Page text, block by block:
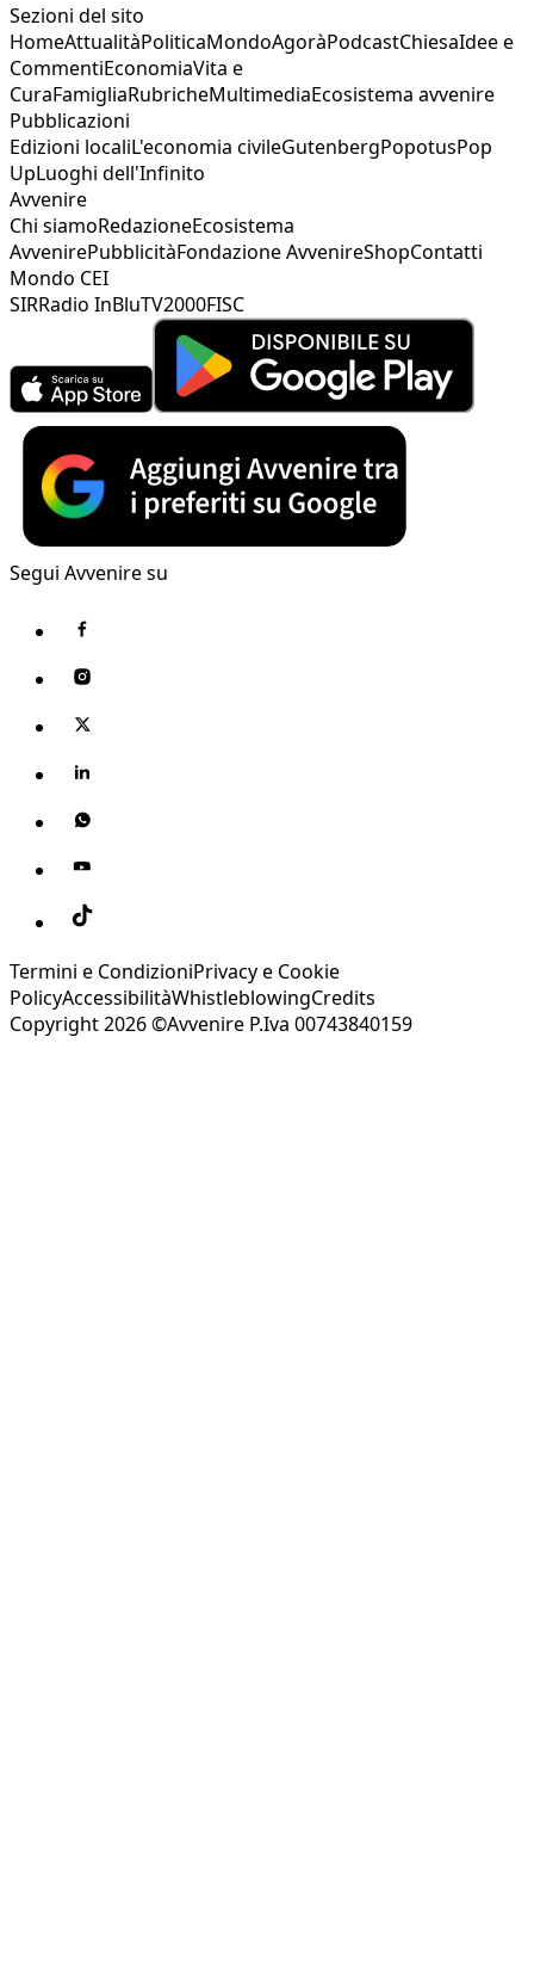
Sezioni del sito
HomeAttualitàPoliticaMondoAgoràPodcastChiesaIdee e
CommentiEconomiaVita e
CuraFamigliaRubricheMultimediaEcosistema avvenire
Pubblicazioni
Edizioni localiL'economia civileGutenbergPopotusPop
UpLuoghi dell'Infinito
Avvenire
Chi siamoRedazioneEcosistema
AvvenirePubblicitàFondazione AvvenireShopContatti
Mondo CEI
SIRRadio InBluTV2000FISC
Segui Avvenire su
Termini e CondizioniPrivacy e Cookie
PolicyAccessibilitàWhistleblowingCredits
Copyright 2026 ©Avvenire P.Iva 00743840159